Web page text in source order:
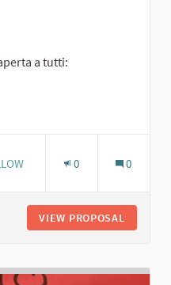
a tutti:
0 0
VIEW PROPOSAL